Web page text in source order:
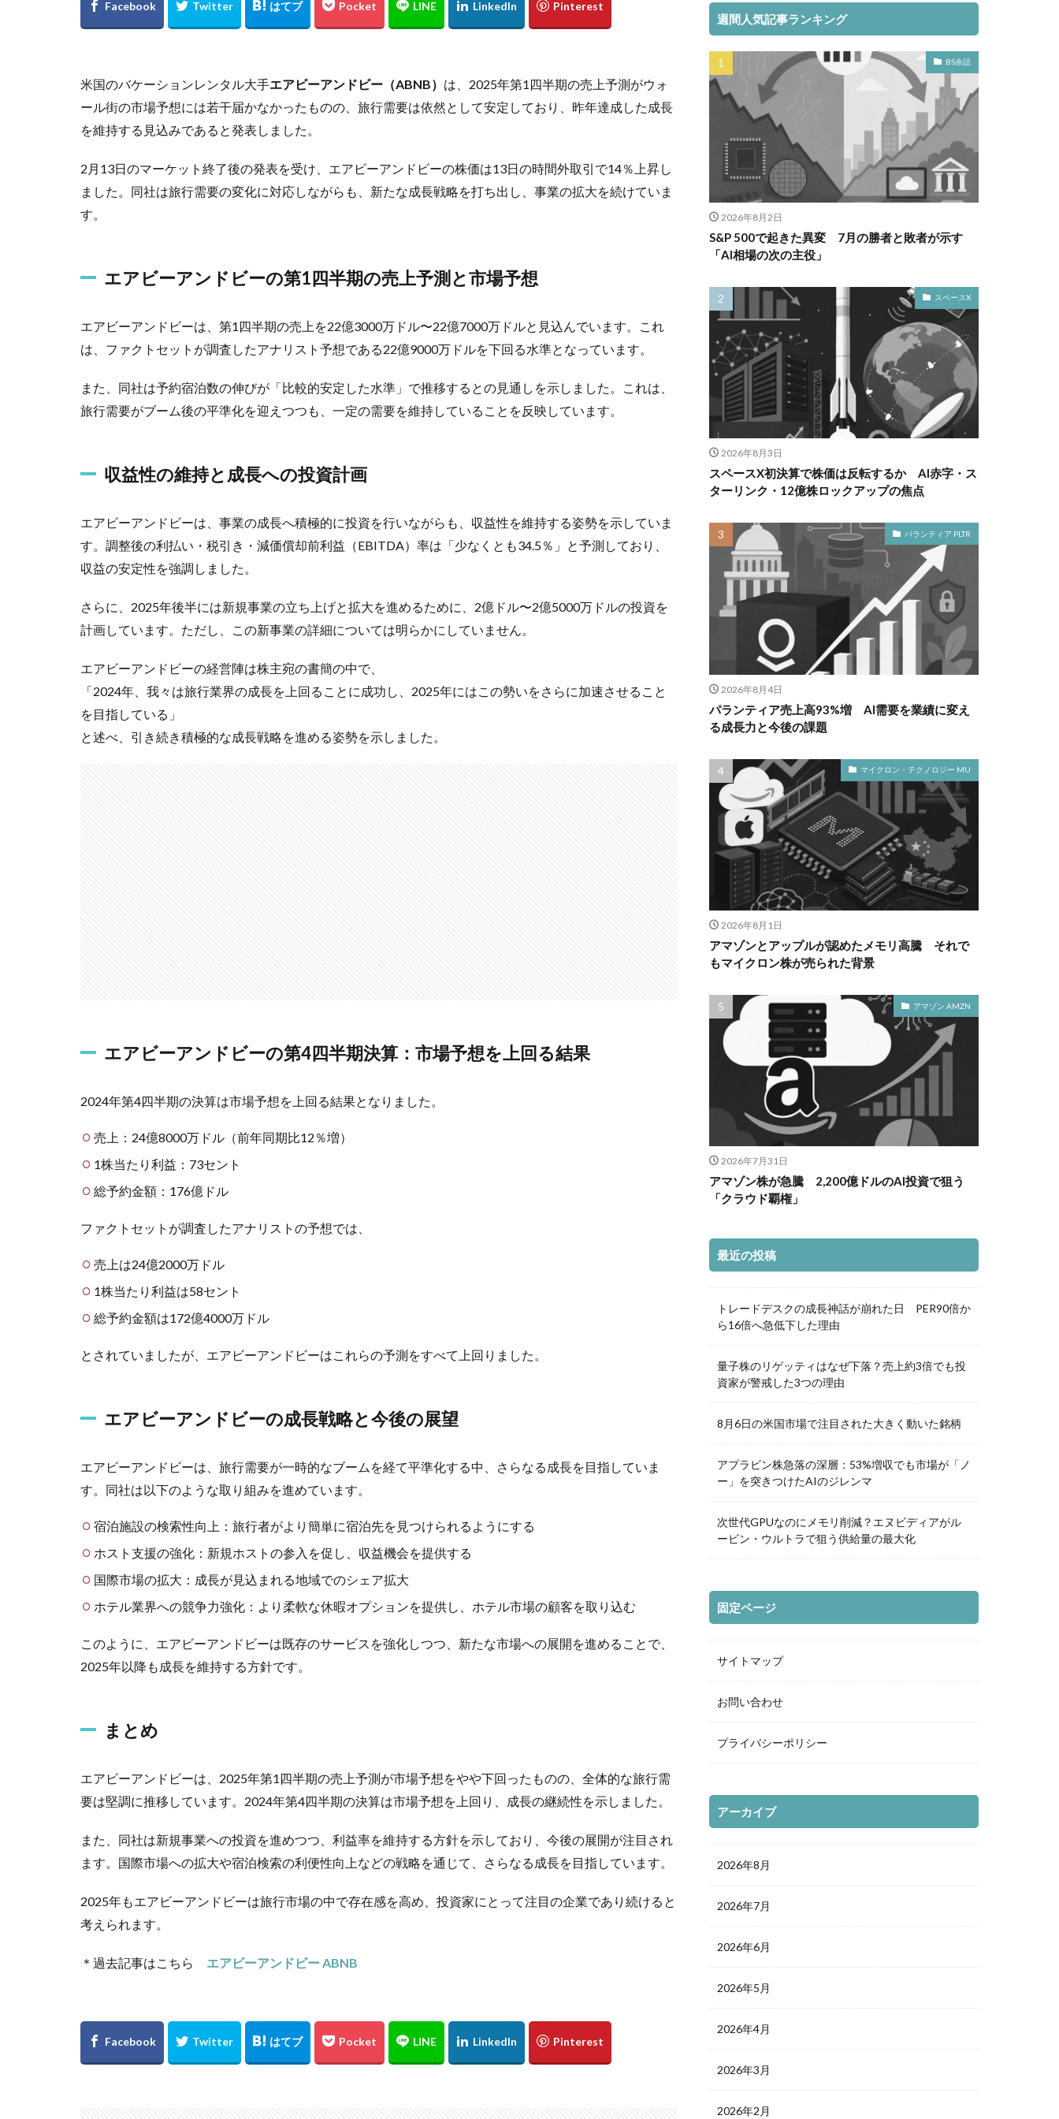
米国のバケーションレンタル大手エアビーアンドビー（ABNB） は、2025年第1四半期の売上予測がウォ
ール街の市場予想には若干届かなかったものの、旅行需要は依然として安定しており、昨年達成した成長
を維持する見込みであると発表しました。
2月13日のマーケット終了後の発表を受け、エアビーアンドビーの株価は13日の時間外取引で14％上昇し
ました。同社は旅行需要の変化に対応しながらも、新たな成長戦略を打ち出し、事業の拡大を続けていま
す。
エアビーアンドビーの第1四半期の売上予測と市場予想
エアビーアンドビーは、第1四半期の売上を22億3000万ドル〜22億7000万ドルと見込んでいます。これ
は、ファクトセットが調査したアナリスト予想である22億9000万ドルを下回る水準となっています。
また、同社は予約宿泊数の伸びが「比較的安定した水準」で推移するとの見通しを示しました。これは、
旅行需要がブーム後の平準化を迎えつつも、一定の需要を維持していることを反映しています。
収益性の維持と成長への投資計画
エアビーアンドビーは、事業の成長へ積極的に投資を行いながらも、収益性を維持する姿勢を示していま
す。調整後の利払い・税引き・減価償却前利益（EBITDA）率は「少なくとも34.5％」と予測しており、
収益の安定性を強調しました。
さらに、2025年後半には新規事業の立ち上げと拡大を進めるために、2億ドル〜2億5000万ドルの投資を
計画しています。ただし、この新事業の詳細については明らかにしていません。
エアビーアンドビーの経営陣は株主宛の書簡の中で、
「2024年、我々は旅行業界の成長を上回ることに成功し、2025年にはこの勢いをさらに加速させること
を目指している」
と述べ、引き続き積極的な成長戦略を進める姿勢を示しました。
エアビーアンドビーの第4四半期決算：市場予想を上回る結果
2024年第4四半期の決算は市場予想を上回る結果となりました。
売上：24億8000万ドル（前年同期比12％増）
1株当たり利益：73セント
総予約金額：176億ドル
ファクトセットが調査したアナリストの予想では、
売上は24億2000万ドル
1株当たり利益は58セント
総予約金額は172億4000万ドル
とされていましたが、エアビーアンドビーはこれらの予測をすべて上回りました。
エアビーアンドビーの成長戦略と今後の展望
エアビーアンドビーは、旅行需要が一時的なブームを経て平準化する中、さらなる成長を目指していま
す。同社は以下のような取り組みを進めています。
宿泊施設の検索性向上：旅行者がより簡単に宿泊先を見つけられるようにする
ホスト支援の強化：新規ホストの参入を促し、収益機会を提供する
国際市場の拡大：成長が見込まれる地域でのシェア拡大
ホテル業界への競争力強化：より柔軟な休暇オプションを提供し、ホテル市場の顧客を取り込む
このように、エアビーアンドビーは既存のサービスを強化しつつ、新たな市場への展開を進めることで、
2025年以降も成長を維持する方針です。
まとめ
エアビーアンドビーは、2025年第1四半期の売上予測が市場予想をやや下回ったものの、全体的な旅行需
要は堅調に推移しています。2024年第4四半期の決算は市場予想を上回り、成長の継続性を示しました。
また、同社は新規事業への投資を進めつつ、利益率を維持する方針を示しており、今後の展開が注目され
ます。国際市場への拡大や宿泊検索の利便性向上などの戦略を通じて、さらなる成長を目指しています。
2025年もエアビーアンドビーは旅行市場の中で存在感を高め、投資家にとって注目の企業であり続けると
考えられます。
＊過去記事はこちら エアビーアンドビー ABNB
週間人気記事ランキング
BS余話
2026年8月2日
S&P 500で起きた異変 7月の勝者と敗者が示す
「AI相場の次の主役」
スペースX
2026年8月3日
スペースX初決算で株価は反転するか AI赤字・ス
ターリンク・12億株ロックアップの焦点
パランティア PLTR
2026年8月4日
パランティア売上高93%増 AI需要を業績に変え
る成長力と今後の課題
マイクロン・テクノロジー MU
2026年8月1日
アマゾンとアップルが認めたメモリ高騰 それで
もマイクロン株が売られた背景
アマゾン AMZN
2026年7月31日
アマゾン株が急騰 2,200億ドルのAI投資で狙う
「クラウド覇権」
最近の投稿
トレードデスクの成長神話が崩れた日 PER90倍か
ら16倍へ急低下した理由
量子株のリゲッティはなぜ下落？売上約3倍でも投
資家が警戒した3つの理由
8月6日の米国市場で注目された大きく動いた銘柄
アプラビン株急落の深層：53%増収でも市場が「ノ
ー」を突きつけたAIのジレンマ
次世代GPUなのにメモリ削減？エヌビディアがル
ービン・ウルトラで狙う供給量の最大化
固定ページ
サイトマップ
お問い合わせ
プライバシーポリシー
アーカイブ
2026年8月
2026年7月
2026年6月
2026年5月
2026年4月
2026年3月
2026年2月